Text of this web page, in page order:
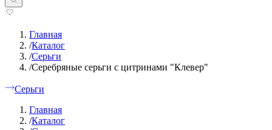
Главная
/Каталог
/Серьги
/Серебряные серьги с цитринами "Клевер"
Серьги
Главная
/Каталог